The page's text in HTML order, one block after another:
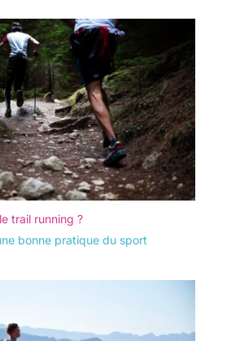
trail running ?
bonne pratique du sport